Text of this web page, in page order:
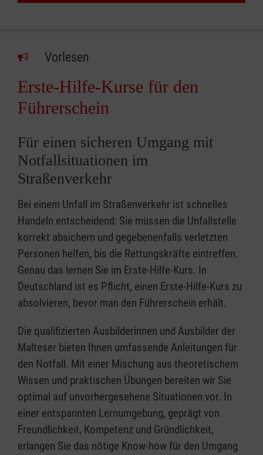
Vorlesen
Erste-Hilfe-Kurse für den
Führerschein
Für einen sicheren Umgang mit
Notfallsituationen im
Straßenverkehr
Bei einem Unfall im Straßenverkehr ist schnelles
Handeln entscheidend: Sie müssen die Unfallstelle
korrekt absichern und gegebenenfalls verletzten
Personen helfen, bis die Rettungskräfte eintreffen.
Genau das lernen Sie im Erste-Hilfe-Kurs. In
Deutschland ist es Pflicht, einen Erste-Hilfe-Kurs zu
absolvieren, bevor man den Führerschein erhält.
Die qualifizierten Ausbilderinnen und Ausbilder der
Malteser bieten Ihnen umfassende Anleitungen für
den Notfall. Mit einer Mischung aus theoretischem
Wissen und praktischen Übungen bereiten wir Sie
optimal auf unvorhergesehene Situationen vor. In
einer entspannten Lernumgebung, geprägt von
Freundlichkeit, Kompetenz und Gründlichkeit,
erlangen Sie das nötige Know-how für den Umgang